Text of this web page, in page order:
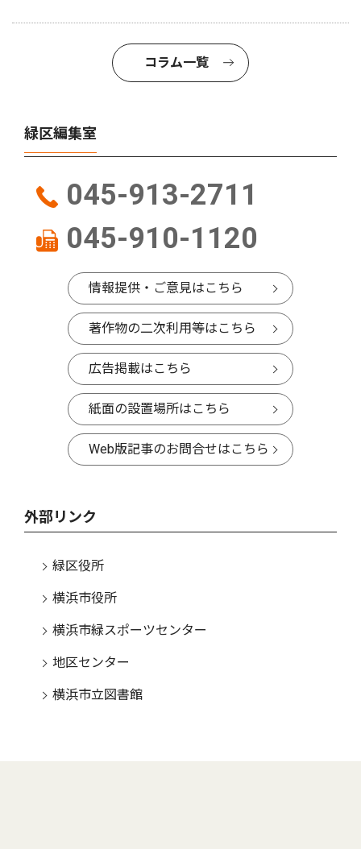
コラム一覧
緑区編集室
045-913-2711
045-910-1120
情報提供・ご意見はこちら
著作物の二次利用等はこちら
広告掲載はこちら
紙面の設置場所はこちら
Web版記事のお問合せはこちら
外部リンク
緑区役所
横浜市役所
横浜市緑スポーツセンター
地区センター
横浜市立図書館